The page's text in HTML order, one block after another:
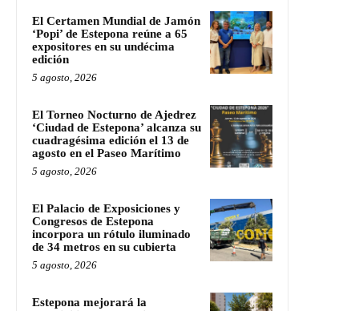
El Certamen Mundial de Jamón
‘Popi’ de Estepona reúne a 65
expositores en su undécima
edición
5 agosto, 2026
El Torneo Nocturno de Ajedrez
‘Ciudad de Estepona’ alcanza su
cuadragésima edición el 13 de
agosto en el Paseo Marítimo
5 agosto, 2026
El Palacio de Exposiciones y
Congresos de Estepona
incorpora un rótulo iluminado
de 34 metros en su cubierta
5 agosto, 2026
Estepona mejorará la